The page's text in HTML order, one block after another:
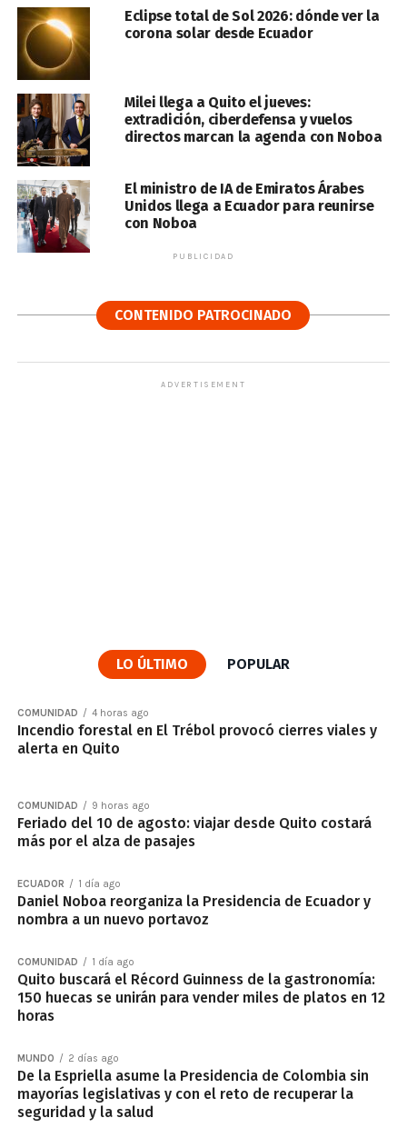
Eclipse total de Sol 2026: dónde ver la
corona solar desde Ecuador
Milei llega a Quito el jueves:
extradición, ciberdefensa y vuelos
directos marcan la agenda con Noboa
El ministro de IA de Emiratos Árabes
Unidos llega a Ecuador para reunirse
con Noboa
PUBLICIDAD
CONTENIDO PATROCINADO
ADVERTISEMENT
LO ÚLTIMO POPULAR
COMUNIDAD 4 horas ago
Incendio forestal en El Trébol provocó cierres viales y
alerta en Quito
COMUNIDAD 9 horas ago
Feriado del 10 de agosto: viajar desde Quito costará
más por el alza de pasajes
ECUADOR 1 día ago
Daniel Noboa reorganiza la Presidencia de Ecuador y
nombra a un nuevo portavoz
COMUNIDAD 1 día ago
Quito buscará el Récord Guinness de la gastronomía:
150 huecas se unirán para vender miles de platos en 12
horas
MUNDO 2 días ago
De la Espriella asume la Presidencia de Colombia sin
mayorías legislativas y con el reto de recuperar la
seguridad y la salud